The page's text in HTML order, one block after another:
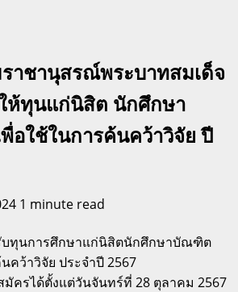
าชานุสรณ์พระบาทสมเด็จ
ห้ทุนแก่นิสิต นักศึกษา
ใช้ในการค้นคว้าวิจัย ปี
1 minute read
บทุนการศึกษาแก่นิสิตนักศึกษาบัณฑิต
คว้าวิจัย ประจำปี 2567
มัครได้ตั้งแต่วันจันทร์ที่ 28 ตุลาคม 2567